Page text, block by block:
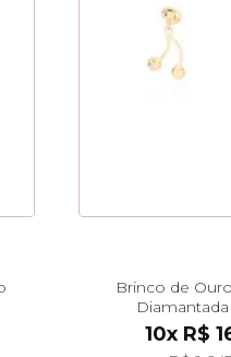
Brinco de
10x R$